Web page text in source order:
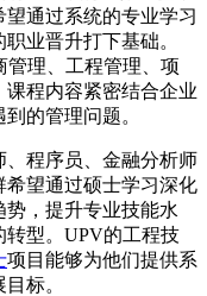
通过系统的专业学习
业晋升打下基础。
管理、工程管理、项
课程内容紧密结合企业
的管理问题。
、程序员、金融分析师
望通过硕士学习深化
，提升专业技能水
转型。UPV的工程技
项目能够为他们提供系
标。